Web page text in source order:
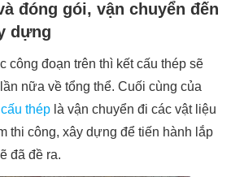
đóng gói, vận chuyển đến
dựng
công đoạn trên thì kết cấu thép sẽ
nữa về tổng thể. Cuối cùng của
thép là vận chuyển đi các vật liệu
thi công, xây dựng để tiến hành lắp
đã đề ra.